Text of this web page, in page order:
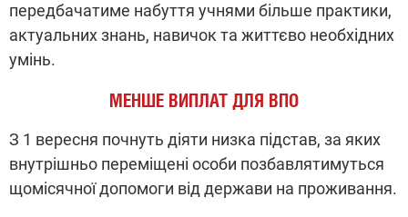
передбачатиме набуття учнями більше практики,
актуальних знань, навичок та життєво необхідних
умінь.
МЕНШЕ ВИПЛАТ ДЛЯ ВПО
З 1 вересня почнуть діяти низка підстав, за яких
внутрішньо переміщені особи позбавлятимуться
щомісячної допомоги від держави на проживання.